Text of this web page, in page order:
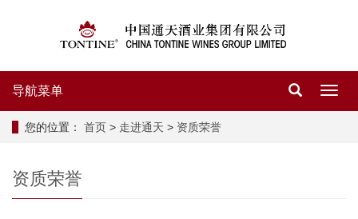
导
导航菜单
您的位置： 首页 > 走进通天 > 资质荣誉
资质荣誉